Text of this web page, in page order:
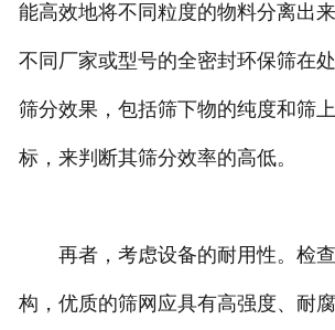
能高效地将不同粒度的物料分离出
不同厂家或型号的全密封环保筛在
筛分效果，包括筛下物的纯度和筛
标，来判断其筛分效率的高低。
再者，考虑设备的耐用性。检查
构，优质的筛网应具有高强度、耐